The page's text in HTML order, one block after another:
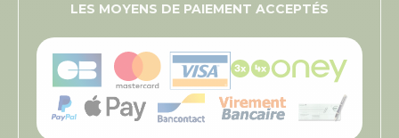
LES MOYENS DE PAIEMENT ACCEPTÉS